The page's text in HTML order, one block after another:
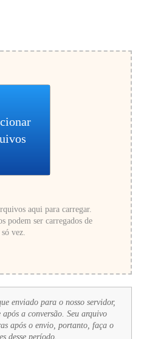
aqui para carregar.
podem ser carregados de
vez.
enviado para o nosso servidor,
a conversão. Seu arquivo
após o envio, portanto, faça o
desse período.